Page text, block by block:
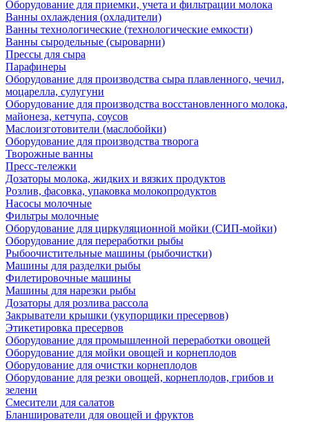
Оборудование для приемки, учета и фильтрации молока
Ванны охлаждения (охладители)
Ванны технологические (технологические емкости)
Ванны сыродельные (сыроварни)
Прессы для сыра
Парафинеры
Оборудование для производства сыра плавленного, чечил,
моцарелла, сулугуни
Оборудование для производства восстановленного молока,
майонеза, кетчупа, соусов
Маслоизготовители (маслобойки)
Оборудование для производства творога
Творожные ванны
Пресс-тележки
Дозаторы молока, жидких и вязких продуктов
Розлив, фасовка, упаковка молокопродуктов
Насосы молочные
Фильтры молочные
Оборудование для циркуляционной мойки (СИП-мойки)
Оборудование для переработки рыбы
Рыбоочистительные машины (рыбочистки)
Машины для разделки рыбы
Филетировочные машины
Машины для нарезки рыбы
Дозаторы для розлива рассола
Закрыватели крышки (укупорщики пресервов)
Этикетировка пресервов
Оборудование для промышленной переработки овощей
Оборудование для мойки овощей и корнеплодов
Оборудование для очистки корнеплодов
Оборудование для резки овощей, корнеплодов, грибов и
зелени
Смесители для салатов
Бланширователи для овощей и фруктов